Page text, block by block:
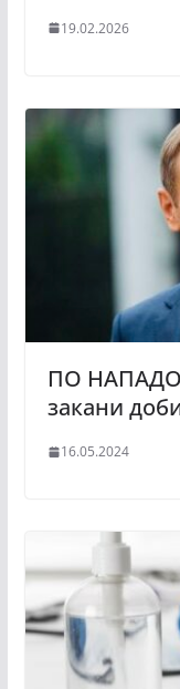
19.02.2026
ПО
закани
16.05.2024